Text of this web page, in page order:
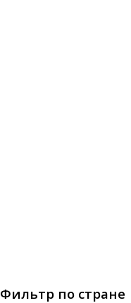
Фильтр по стране